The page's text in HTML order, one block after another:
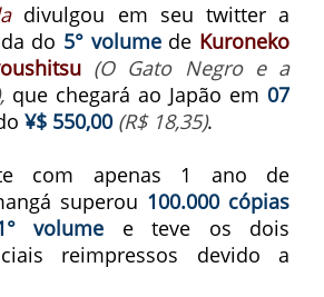
divulgou em seu twitter a
do 5° volumede Kuroneko
(O Gato Negro e a
que chegará ao Japão em 07
¥$ 550,00 (R$ 18,35).
com apenas 1 ano de
superou 100.000 cópias
volume e teve os dois
reimpressos devido a